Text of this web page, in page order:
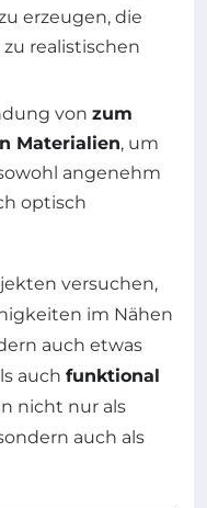
erzeugen, die
realistischen
von zum
Materialien, um
angenehm
optisch
versuchen,
im Nähen
auch etwas
auch funktional
nicht nur als
auch als